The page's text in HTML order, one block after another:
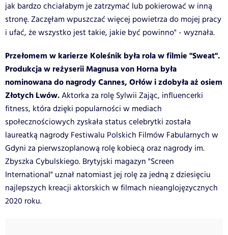
jak bardzo chciałabym je zatrzymać lub pokierować w inną
stronę. Zaczęłam wpuszczać więcej powietrza do mojej pracy
i ufać, że wszystko jest takie, jakie być powinno" - wyznała.
Przełomem w karierze Koleśnik była rola w filmie "Sweat".
Produkcja w reżyserii Magnusa von Horna była
nominowana do nagrody Cannes, Orłów i zdobyła aż osiem
Złotych Lwów.Aktorka za rolę Sylwii Zając, influencerki
fitness, która dzięki popularności w mediach
społecznościowych zyskała status celebrytki została
laureatką nagrody Festiwalu Polskich Filmów Fabularnych w
Gdyni za pierwszoplanową rolę kobiecą oraz nagrody im.
Zbyszka Cybulskiego. Brytyjski magazyn "Screen
International" uznał natomiast jej rolę za jedną z dziesięciu
najlepszych kreacji aktorskich w filmach nieanglojęzycznych
2020 roku.